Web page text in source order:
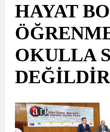
HAYAT
OKULLA
DEĞİLDİR